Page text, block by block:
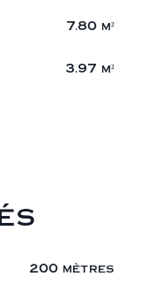
7.80 m²
3.97 m²
200 mètres